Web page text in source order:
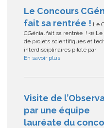
Le Concours
fait sa rentrée ! Le
CGénial fait sa rentrée ! 📣 Le
de projets scientifiques et
interdisciplinaires piloté par
En savoir plus
Visite de
par une équipe
lauréate du